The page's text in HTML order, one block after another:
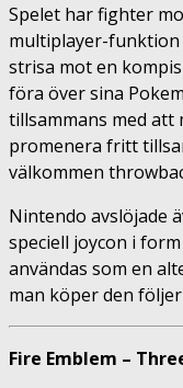
Spelet har fighter
multiplayer-funktion
strisa mot en kompis
föra över sina
tillsammans med att
promenera fritt
välkommen
Nintendo avslöjade
speciell joycon i
användas som en
man köper den
Fire Emblem –